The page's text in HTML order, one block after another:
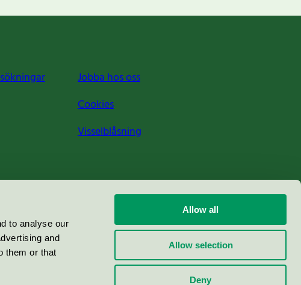
to analyse our
and
them or that
Allow all
Allow selection
Deny
Jobba hos oss
Cookies
Visselblåsning